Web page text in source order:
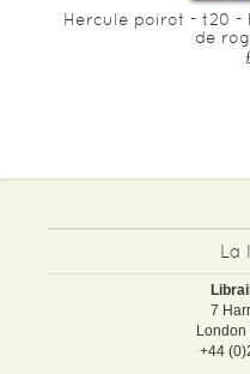
Hercule poirot - t20 -
de
La
7
London
+44